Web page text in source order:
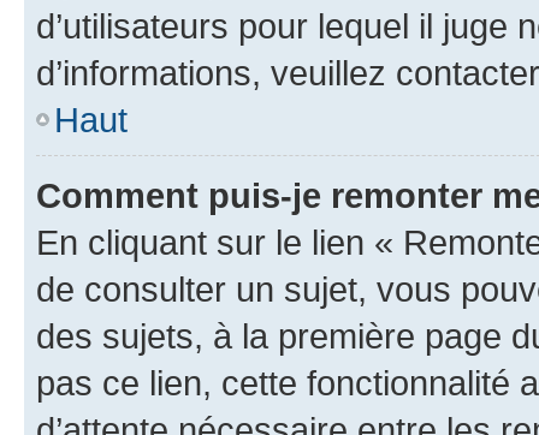
d’utilisateurs pour lequel il juge
d’informations, veuillez
Haut
Comment puis-je remonter
En cliquant sur le lien «
de consulter un sujet, vous
des sujets, à la première page
pas ce lien, cette fonctionnalité